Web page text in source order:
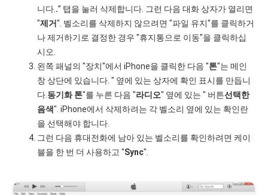
니다. .” 탭을 눌러 삭제합니다. 그런 다음 대화 상자가 열리면
"제거". 벨소리를 삭제하지 않으려면 "파일 유지"를 클릭하거
나 제거하기로 결정한 경우 "휴지통으로 이동"을 클릭하십
시오.
왼쪽 패널의 "장치"에서 iPhone을 클릭한 다음 "톤"는 메인
창 상단에 있습니다. " 옆에 있는 상자에 확인 표시를 만듭니
다. 동기화 톤"를 누른 다음 "라디오" 옆에 있는 " 버튼선택한
음색". iPhone에서 삭제하려는 각 벨소리 옆에 있는 확인란
을 선택해야 합니다.
그런 다음 휴대전화에 남아 있는 벨소리를 확인하려면 케이
블을 한 번 더 사용하고 "Sync".